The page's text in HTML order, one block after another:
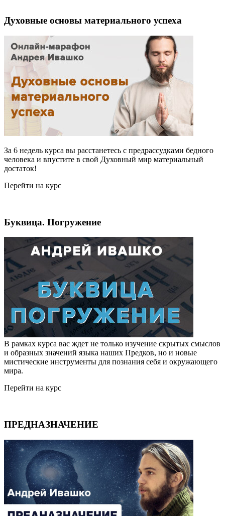
Духовные основы материального успеха
За 6 недель курса вы расстанетесь с предрассудками бедного
человека и впустите в свой Духовный мир материальный
достаток!
Перейти на курс
Буквица. Погружение
В рамках курса вас ждет не только изучение скрытых смыслов
и образных значений языка наших Предков, но и новые
мистические инструменты для познания себя и окружающего
мира.
Перейти на курс
ПРЕДНАЗНАЧЕНИЕ